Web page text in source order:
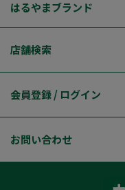
はるやまブランド
店舗検索
会員登録 / ログイン
お問い合わせ